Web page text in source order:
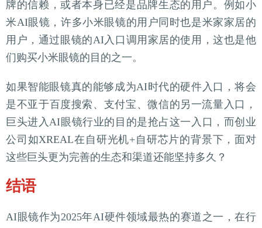
牌的信赖，或者本身已经是品牌生态的用户。例如小
米AI眼镜，许多小米眼镜的用户同时也是米家家居的
用户，通过眼镜的AI入口调用家居的使用，这也是他
们购买小米眼镜的目的之一。
如果智能眼镜真的能够成为AI时代的硬件入口，将会
是不亚于百度搜索、支付宝、微信的另一流量入口，
巨头进入AI眼镜行业的目的是抢占这一入口，而创业
公司如XREAL在自研光机+自研芯片的背景下，面对
这些巨头更为完善的生态和渠道还能坚持多久？
结语
AI眼镜作为2025年AI硬件领域最热的赛道之一，在行